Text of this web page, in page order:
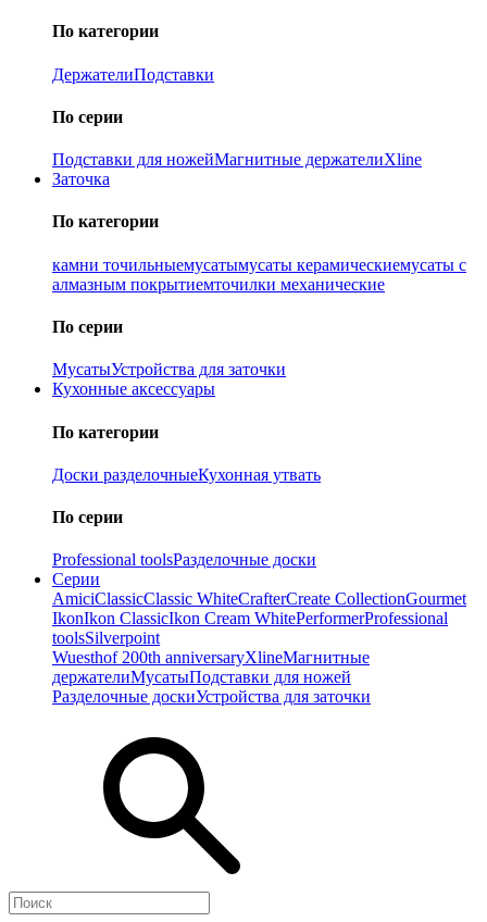
По категории
ДержателиПодставки
По серии
Подставки для ножейМагнитные держателиXline
Заточка
По категории
камни точильныемусатымусаты керамическиемусаты с
алмазным покрытиемточилки механические
По серии
МусатыУстройства для заточки
Кухонные аксессуары
По категории
Доски разделочныеКухонная утвать
По серии
Professional toolsРазделочные доски
Серии
AmiciClassicClassic WhiteCrafterCreate CollectionGourmet
IkonIkon ClassiсIkon Cream WhitePerformerProfessional
toolsSilverpoint
Wuesthof 200th anniversaryXlineМагнитные
держателиМусатыПодставки для ножей
Разделочные доскиУстройства для заточки